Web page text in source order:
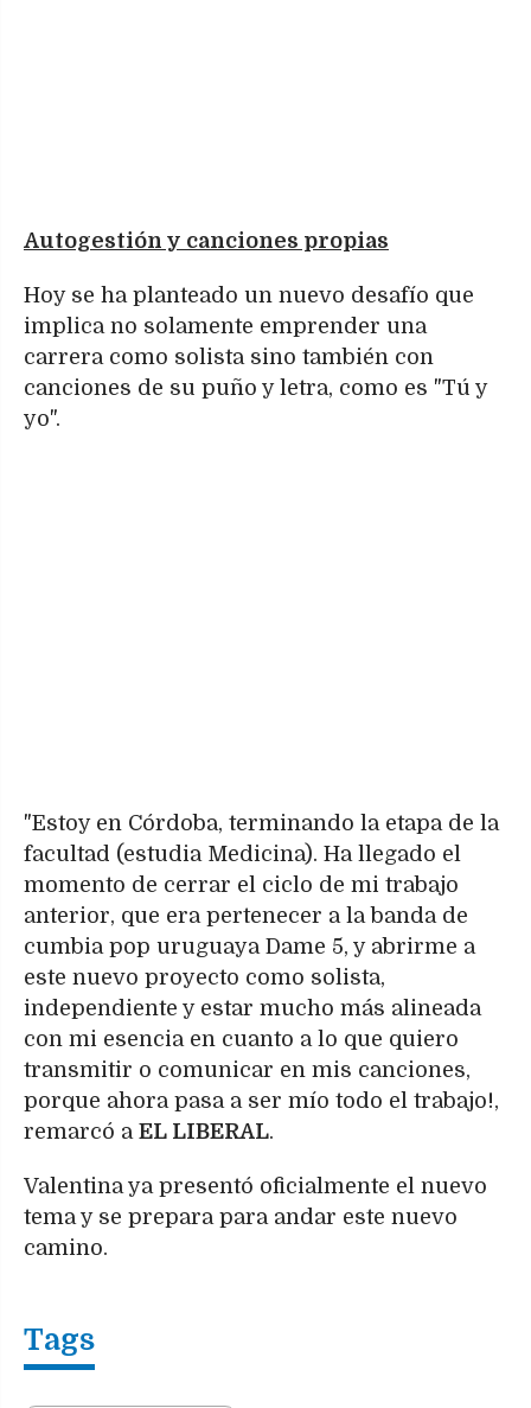
Autogestión y canciones propias
Hoy se ha planteado un nuevo desafío que
implica no solamente emprender una
carrera como solista sino también con
canciones de su puño y letra, como es "Tú y
yo".
"Estoy en Córdoba, terminando la etapa de la
facultad (estudia Medicina). Ha llegado el
momento de cerrar el ciclo de mi trabajo
anterior, que era pertenecer a la banda de
cumbia pop uruguaya Dame 5, y abrirme a
este nuevo proyecto como solista,
independiente y estar mucho más alineada
con mi esencia en cuanto a lo que quiero
transmitir o comunicar en mis canciones,
porque ahora pasa a ser mío todo el trabajo!,
remarcó a EL LIBERAL.
Valentina ya presentó oficialmente el nuevo
tema y se prepara para andar este nuevo
camino.